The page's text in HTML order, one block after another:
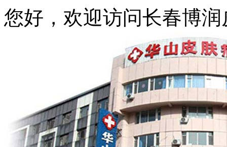
您好，欢迎访问长春博